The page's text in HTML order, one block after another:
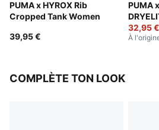
PUMA x HYROX Rib
Cropped Tank Women
39,95 €
PUMA
Women
32,95 €
À
COMPLÈTE TON LOOK